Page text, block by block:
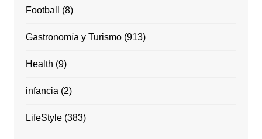
Football (8)
Gastronomía y Turismo(913)
Health (9)
infancia (2)
LifeStyle(383)